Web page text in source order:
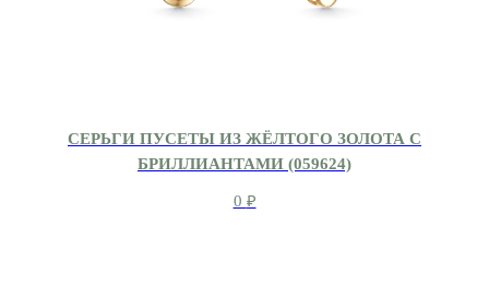
СЕРЬГИ ПУСЕТЫ ИЗ ЖЁЛТОГО ЗОЛОТА С
БРИЛЛИАНТАМИ (059624)
0 ₽